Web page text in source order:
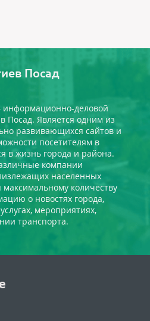
Посад
информационно-деловой
Посад. Является одним из
развивающихся сайтов и
посетителям в
в жизнь города и района.
компании
населенных
максимальному количеству
о новостях города,
мероприятиях,
транспорта.